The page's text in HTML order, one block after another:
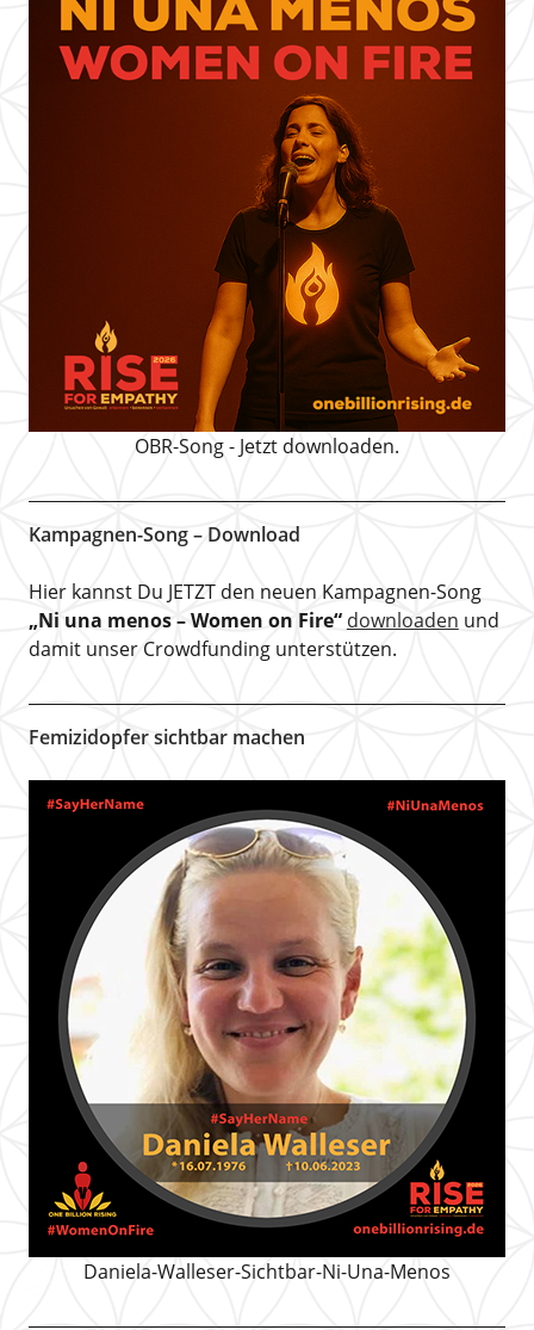
OBR-Song - Jetzt downloaden.
Kampagnen-Song – Download
Hier kannst Du JETZT den neuen Kampagnen-Song
„Ni una menos – Women on Fire“ downloaden und
damit unser Crowdfunding unterstützen.
Femizidopfer sichtbar machen
Daniela-Walleser-Sichtbar-Ni-Una-Menos